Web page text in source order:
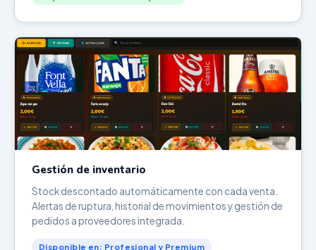
Gestión de inventario
Stock descontado automáticamente con cada venta.
Alertas de ruptura, historial de movimientos y gestión de
pedidos a proveedores integrada.
Disponible en: Profesional y Premium